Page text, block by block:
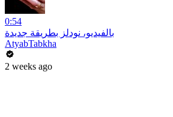
0:54
بالفيديو، نودلز بطريقة جديدة
AtyabTabkha
2 weeks ago